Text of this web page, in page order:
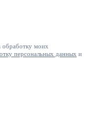
обработку моих
персональных данных и